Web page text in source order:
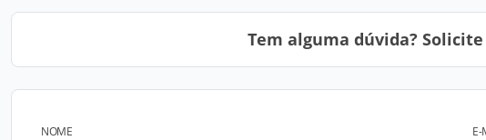
Tem alguma dúvida?
NOME E-